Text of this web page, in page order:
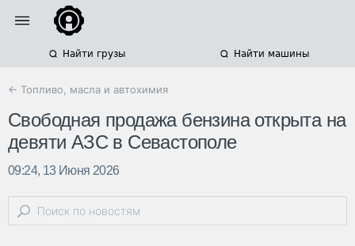
Найти грузы Найти машины
← Топливо, масла и автохимия
Свободная продажа бензина открыта на
девяти АЗС в Севастополе
09:24, 13 Июня 2026